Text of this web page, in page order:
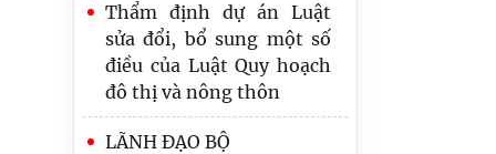
Thẩm định dự án Luật
sửa đổi, bổ sung một số
điều của Luật Quy hoạch
đô thị và nông thôn
LÃNH ĐẠO BỘ